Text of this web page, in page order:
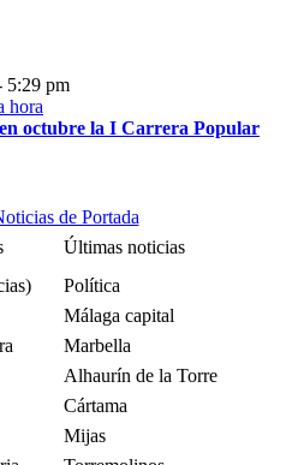
5:29 pm
octubre la I Carrera Popular
de Portada
Últimas noticias
Política
Málaga capital
Marbella
Alhaurín de la Torre
Cártama
Mijas